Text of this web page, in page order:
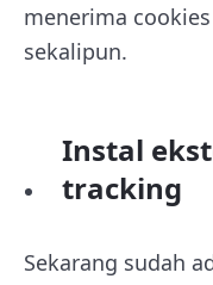
menerima
sekalipun.
Instal
tracking
Sekarang sudah